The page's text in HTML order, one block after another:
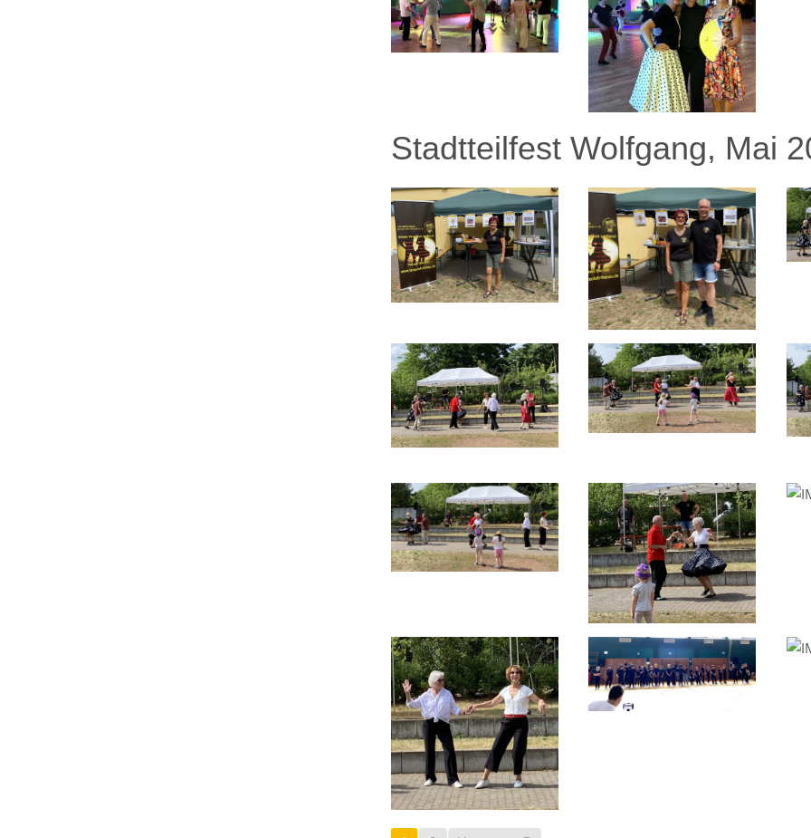
Stadtteilfest Wolfgang, Mai